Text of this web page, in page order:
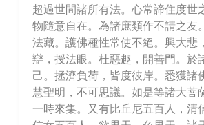
超過世間諸所有法。心常諦住度世
物隨意自在。為諸庶類作不請之友
法藏。護佛種性常使不絕。興大悲
辯，授法眼。杜惡趣，開善門。於
己。拯濟負荷，皆度彼岸。悉獲諸
慧聖明，不可思議。如是等諸大菩
一時來集。又有比丘尼五百人，清